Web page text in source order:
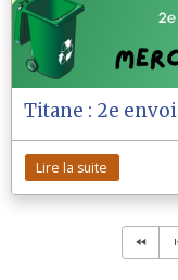
Titane : 2e envoi
Lire la suite